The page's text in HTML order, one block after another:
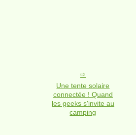
Une tente solaire
connectée ! Quand
les geeks s'invite au
camping